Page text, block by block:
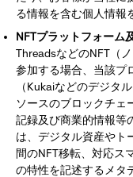
る情報を含む個人情報
NFTプラットフォーム
ThreadsなどのNFT（
参加する場合、当該プ
（Kukaiなどのデジタ
ソースのブロックチェ
記録及び商業的情報等
は、デジタル資産やト
間のNFT移転、対応ス
の特性を記述するメタ